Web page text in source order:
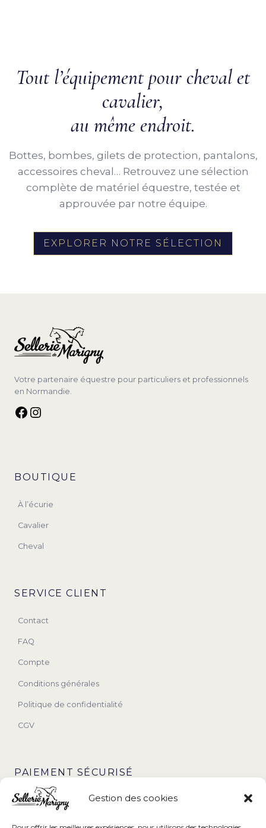
Gestion des cookies
Tout l’équipement pour cheval et
cavalier,
au même endroit.
Bottes, bombes, gilets de protection, pantalons,
accessoires cheval… Retrouvez une sélection
complète de matériel équestre, testée et
approuvée par notre équipe.
EXPLORER NOTRE SÉLECTION
Votre partenaire équestre pour particuliers et professionnels
en Normandie.
Facebook
Instagram
BOUTIQUE
À l’écurie
Cavalier
Cheval
SERVICE CLIENT
Contact
FAQ
Compte
Conditions générales
Politique de confidentialité
CGV
PAIEMENT SÉCURISÉ